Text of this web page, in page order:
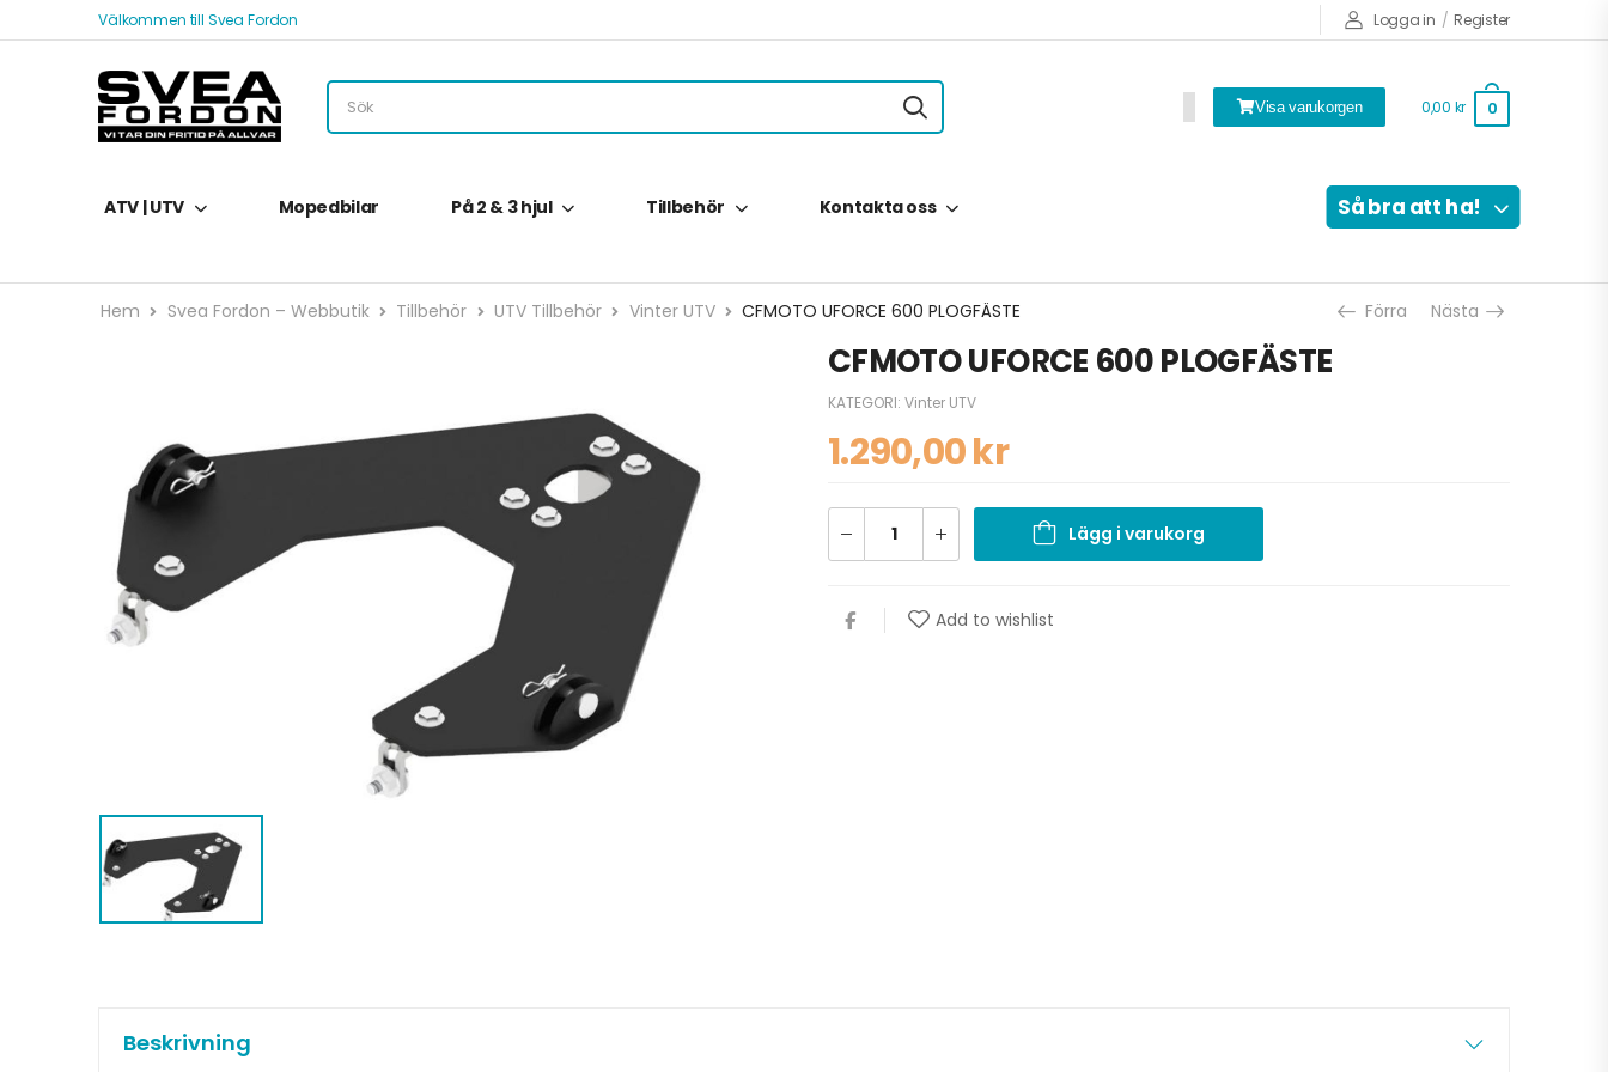
Välkommen till Svea Fordon Logga in / Register
Visa varukorgen 0,00 kr 0
ATV | UTV Mopedbilar På 2 & 3 hjul Tillbehör Kontakta oss Så bra att ha!
Hem Svea Fordon – Webbutik Tillbehör UTV Tillbehör Vinter UTV CFMOTO UFORCE 600 PLOGFÄSTE Förra Nästa
CFMOTO UFORCE 600 PLOGFÄSTE
KATEGORI: Vinter UTV
1.290,00kr
Lägg i varukorg
Add to wishlist
Beskrivning